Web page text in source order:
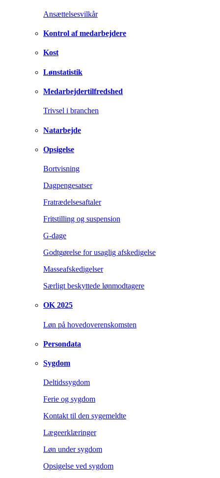
Ansættelsesvilkår
Kontrol af medarbejdere
Kost
Lønstatistik
Medarbejdertilfredshed
Trivsel i branchen
Natarbejde
Opsigelse
Bortvisning
Dagpengesatser
Fratrædelsesaftaler
Fritstilling og suspension
G-dage
Godtgørelse for usaglig afskedigelse
Masseafskedigelser
Særligt beskyttede lønmodtagere
OK 2025
Løn på hovedoverenskomsten
Persondata
Sygdom
Deltidssygdom
Ferie og sygdom
Kontakt til den sygemeldte
Lægeerklæringer
Løn under sygdom
Opsigelse ved sygdom